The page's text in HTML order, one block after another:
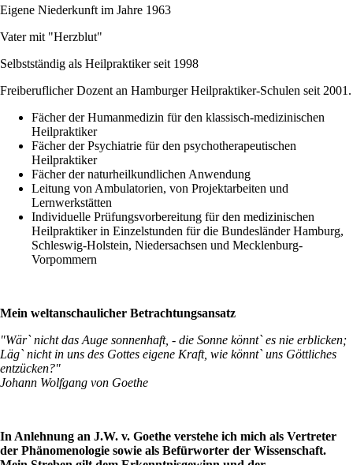
Eigene Niederkunft im Jahre 1963
Vater mit "Herzblut"
Selbstständig als Heilpraktiker seit 1998
Freiberuflicher Dozent an Hamburger Heilpraktiker-Schulen seit 2001.
Fächer der Humanmedizin für den klassisch-medizinischen
Heilpraktiker
Fächer der Psychiatrie für den psychotherapeutischen
Heilpraktiker
Fächer der naturheilkundlichen Anwendung
Leitung von Ambulatorien, von Projektarbeiten und
Lernwerkstätten
Individuelle Prüfungsvorbereitung für den medizinischen
Heilpraktiker in Einzelstunden für die Bundesländer Hamburg,
Schleswig-Holstein, Niedersachsen und Mecklenburg-
Vorpommern
Mein weltanschaulicher Betrachtungsansatz
"Wär` nicht das Auge sonnenhaft, - die Sonne könnt` es nie erblicken;
Läg` nicht in uns des Gottes eigene Kraft, wie könnt` uns Göttliches
entzücken?"
Johann Wolfgang von Goethe
In Anlehnung an J.W. v. Goethe verstehe ich mich als Vertreter
der Phänomenologie sowie als Befürworter der Wissenschaft.